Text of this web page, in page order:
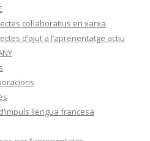
col·laboratius en xarxa
d’ajut a l’aprenentatge actiu
llengua francesa